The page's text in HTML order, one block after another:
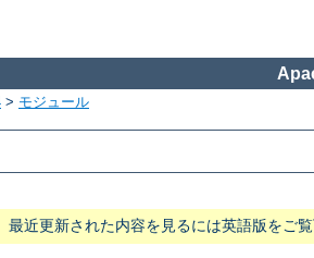
> モジュール
近更新された内容を見るには英語版をご覧